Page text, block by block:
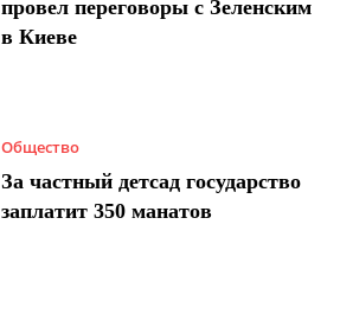
провел переговоры с Зеленским
в Киеве
Общество
За частный детсад государство
заплатит 350 манатов